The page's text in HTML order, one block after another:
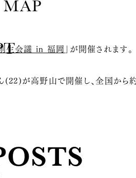
MAP
生会議 in 福岡 」が開催されます。
が高野山で開催し、全国から